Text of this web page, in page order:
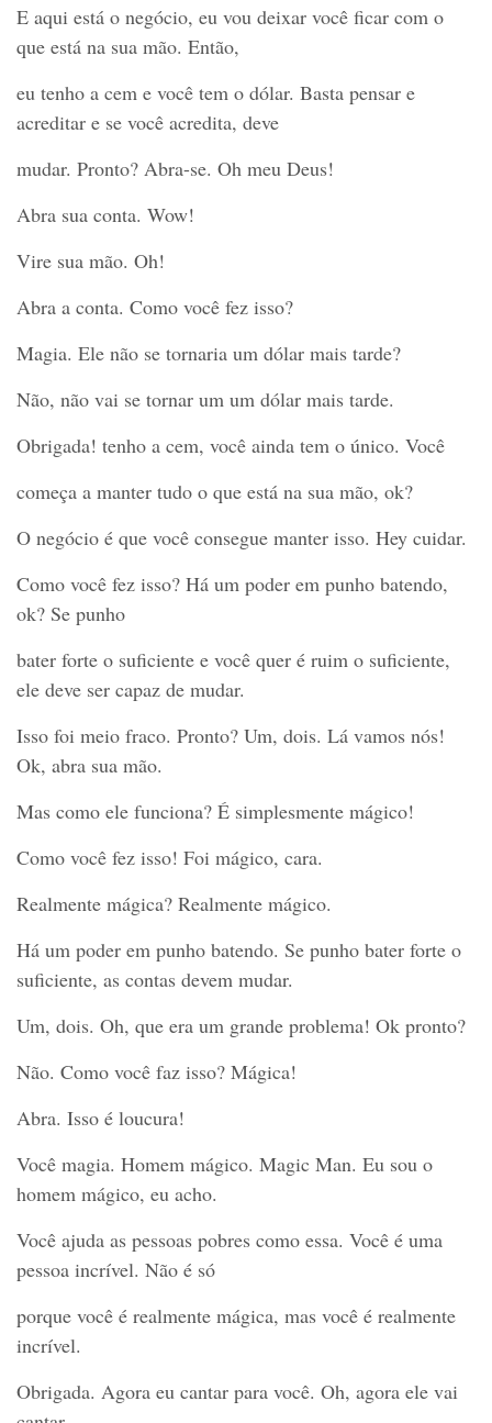
E aqui está o negócio, eu vou deixar você ficar com o
que está na sua mão. Então,
eu tenho a cem e você tem o dólar. Basta pensar e
acreditar e se você acredita, deve
mudar. Pronto? Abra-se. Oh meu Deus!
Abra sua conta. Wow!
Vire sua mão. Oh!
Abra a conta. Como você fez isso?
Magia. Ele não se tornaria um dólar mais tarde?
Não, não vai se tornar um um dólar mais tarde.
Obrigada! tenho a cem, você ainda tem o único. Você
começa a manter tudo o que está na sua mão, ok?
O negócio é que você consegue manter isso. Hey cuidar.
Como você fez isso? Há um poder em punho batendo,
ok? Se punho
bater forte o suficiente e você quer é ruim o suficiente,
ele deve ser capaz de mudar.
Isso foi meio fraco. Pronto? Um, dois. Lá vamos nós!
Ok, abra sua mão.
Mas como ele funciona? É simplesmente mágico!
Como você fez isso! Foi mágico, cara.
Realmente mágica? Realmente mágico.
Há um poder em punho batendo. Se punho bater forte o
suficiente, as contas devem mudar.
Um, dois. Oh, que era um grande problema! Ok pronto?
Não. Como você faz isso? Mágica!
Abra. Isso é loucura!
Você magia. Homem mágico. Magic Man. Eu sou o
homem mágico, eu acho.
Você ajuda as pessoas pobres como essa. Você é uma
pessoa incrível. Não é só
porque você é realmente mágica, mas você é realmente
incrível.
Obrigada. Agora eu cantar para você. Oh, agora ele vai